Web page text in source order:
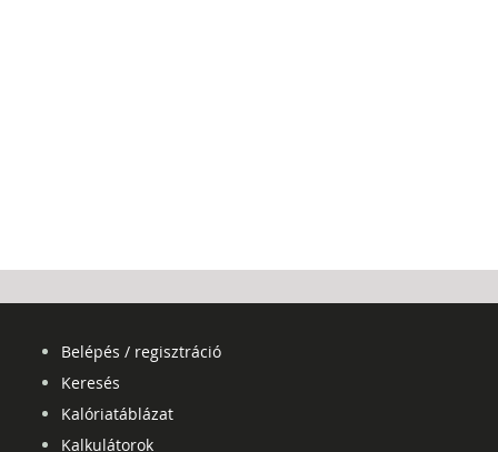
Belépés / regisztráció
Keresés
Kalóriatáblázat
Kalkulátorok